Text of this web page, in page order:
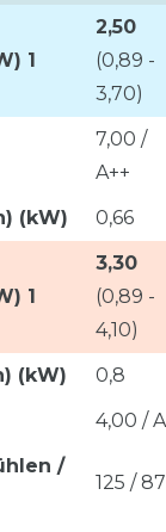
1
2,50
(0,89 -
3,70)
7,00 /
A++
(kW)
0,66
1
3,30
(0,89 -
4,10)
(kW)
0,8
4,00 /
/
125 /